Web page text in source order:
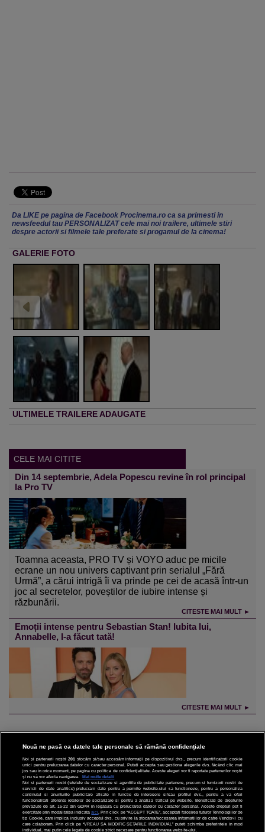
Da LIKE pe pagina de Facebook Procinema.ro ca sa primesti in
newsfeedul tau PERSONALIZAT cele mai noi trailere, ultimele stiri
despre actorii si filmele tale preferate si progamul de la cinema!
GALERIE FOTO
ULTIMELE TRAILERE ADAUGATE
CELE MAI CITITE
Din 14 septembrie, Adela Popescu revine în rol principal
la Pro TV
Toamna aceasta, PRO TV și VOYO aduc pe micile
ecrane un nou univers captivant prin serialul „Fără
Urmă”, a cărui intrigă îi va prinde pe cei de acasă într-un
joc al secretelor, poveștilor de iubire intense și
răzbunării.
CITESTE MAI MULT ►
Emoții intense pentru Sebastian Stan! Iubita lui,
Annabelle, l-a făcut tată!
CITESTE MAI MULT ►
CINEMA
DIVERTISMENT
STIRI
Nouă ne pasă ca datele tale personale să rămână confidențiale
Noi și partenerii noștri 201 stocăm și/sau accesăm informații pe dispozitivul dvs., precum identificatorii cookie
unici pentru prelucrarea datelor cu caracter personal. Puteți accepta sau gestiona alegerile dvs. făcând clic mai
jos sau în orice moment, pe pagina cu politica de confidențialitate. Aceste alegeri vor fi raportate partenerilor noștri
și nu vă vor afecta navigarea.
Mai multe detalii
Noi si partenerii nostri (retelele de socializare si agentiile de publicitate partenere, precum si furnizorii nostri de
servicii de date analitice) prelucram date pentru a permite website-ului sa functioneze, pentru a personaliza
continutul si anunturile publicitare afisate in functie de interesele si/sau profilul dvs., pentru a va oferi
functionalitati aferente retelelor de socializare si pentru a analiza traficul pe website. Beneficiati de drepturile
prevazute de art. 15-22 din GDPR in legatura cu prelucrarea datelor cu caracter personal. Aceste drepturi pot fi
exercitate prin modalitatea indicataaici . Prin click pe “ACCEPT TOATE”, acceptati folosirea tuturor Tehnologiilor de
tip Cookie, care implica inclusiv acceptul dvs. cu privire la stocarea/accesarea informatiilor de catre Vendor-ii cu
care colaboram. Prin click pe “VREAU SA MODIFIC SETARILE INDIVIDUAL” puteti schimba preferintele in mod
individual, mai putin cele legate de cookie strict necesare pentru functionarea website-ului.